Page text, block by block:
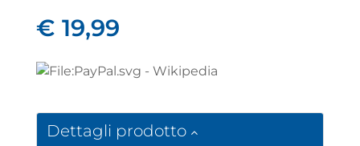
€ 19,99
Dettagli prodotto